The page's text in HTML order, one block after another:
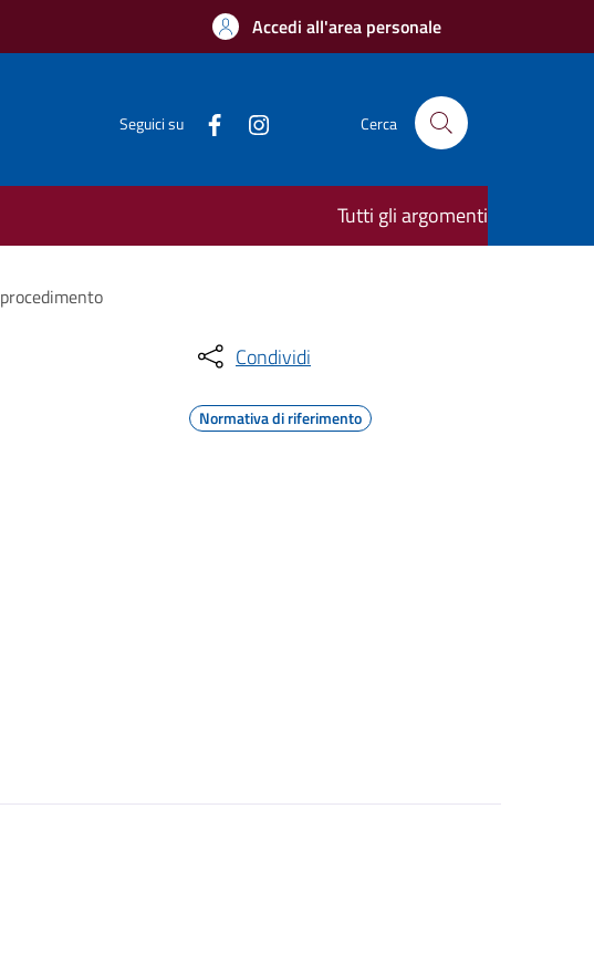
Accedi all'area personale
Seguici su Cerca
Tutti gli argomenti
Condividi
Normativa di riferimento